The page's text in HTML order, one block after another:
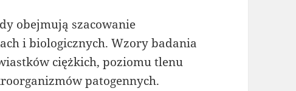
obejmują szacowanie
i biologicznych. Wzory badania
ciężkich, poziomu tlenu
patogennych.